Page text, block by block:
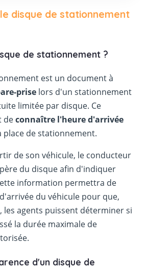
disque de stationnement
de stationnement ?
est un document à
priselors d'un stationnement
limitée par disque. Ce
deconnaître l'heure d'arrivée
de stationnement.
de son véhicule, le conducteur
du disque afin d'indiquer
information permettra de
du véhicule pour que,
agents puissent déterminer si
la durée maximale de
d'un disque de